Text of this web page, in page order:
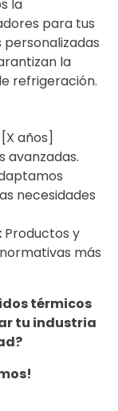
la
para tus
la
refrigeración.
años]
avanzadas.
necesidades
Productos y
más
térmicos
tu industria